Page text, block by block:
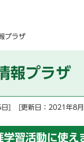
プラザ
報プラザ
] [更新日：2021年8月
学習活動に使え